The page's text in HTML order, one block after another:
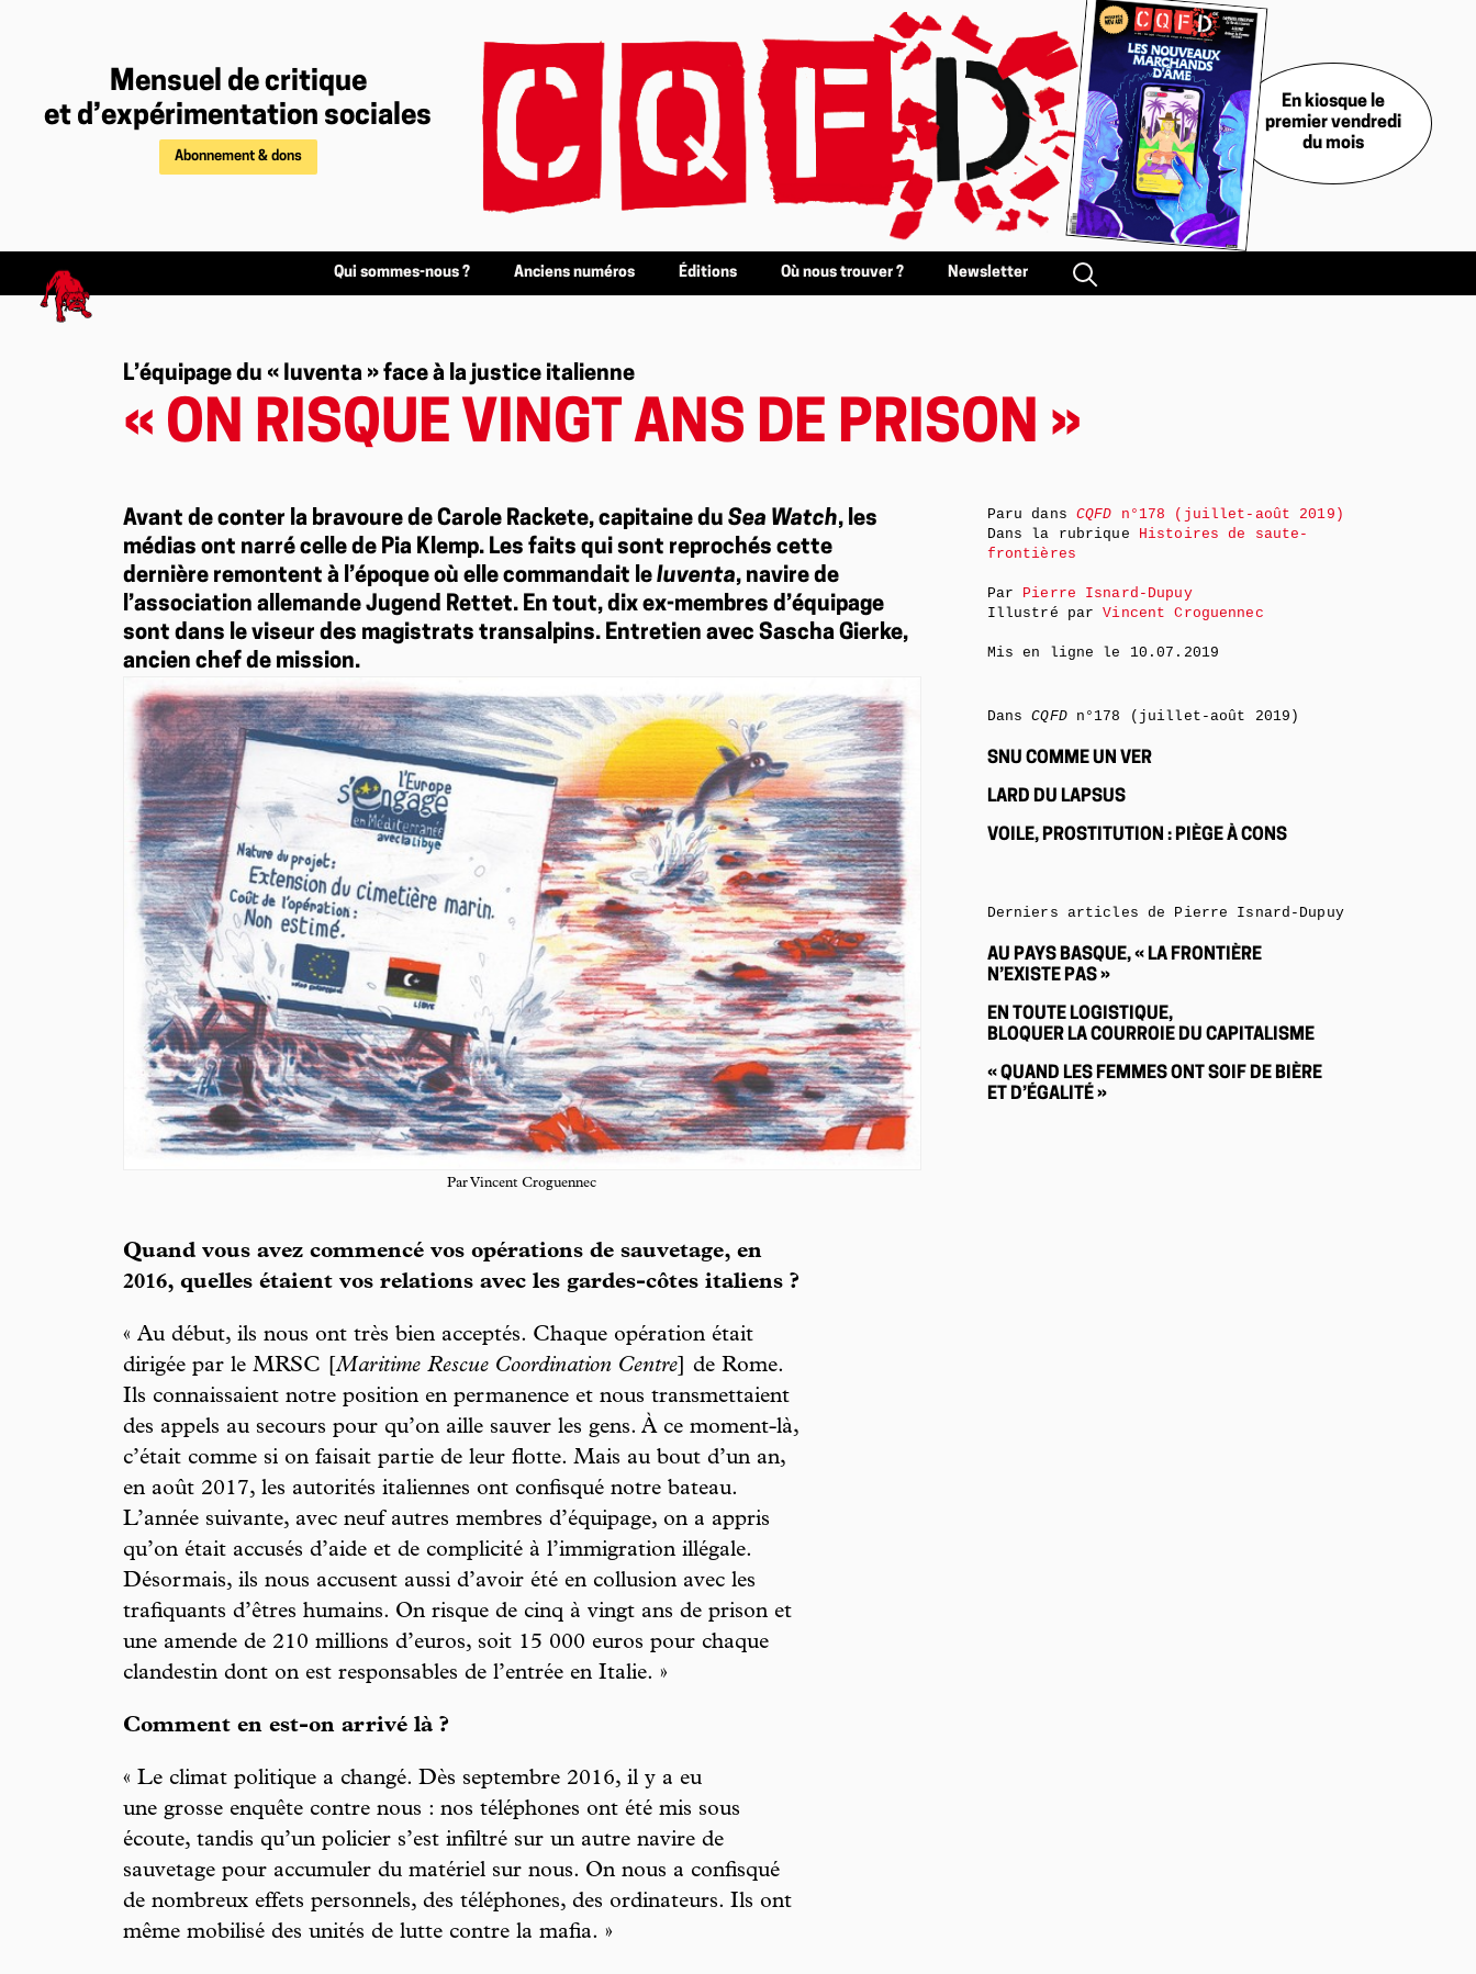
Mensuel de critique
et d’expérimentation sociales
Abonnement & dons
En kiosque le
premier vendredi
du mois
Qui sommes-nous ? Anciens numéros Éditions Où nous trouver ? Newsletter
L’équipage du « Iuventa » face à la justice italienne
« ON RISQUE VINGT ANS DE PRISON »
Avant de conter la bravoure de Carole Rackete, capitaine du Sea Watch, les
médias ont narré celle de Pia Klemp. Les faits qui sont reprochés cette
dernière remontent à l’époque où elle commandait le Iuventa, navire de
l’association allemande Jugend Rettet. En tout, dix ex-membres d’équipage
sont dans le viseur des magistrats transalpins. Entretien avec Sascha Gierke,
ancien chef de mission.
Par Vincent Croguennec
Quand vous avez commencé vos opérations de sauvetage, en
2016, quelles étaient vos relations avec les gardes-côtes italiens ?
« Au début, ils nous ont très bien acceptés. Chaque opération était
dirigée par le MRSC [Maritime Rescue Coordination Centre ] de Rome.
Ils connaissaient notre position en permanence et nous transmettaient
des appels au secours pour qu’on aille sauver les gens. À ce moment-là,
c’était comme si on faisait partie de leur flotte. Mais au bout d’un an,
en août 2017, les autorités italiennes ont confisqué notre bateau.
L’année suivante, avec neuf autres membres d’équipage, on a appris
qu’on était accusés d’aide et de complicité à l’immigration illégale.
Désormais, ils nous accusent aussi d’avoir été en collusion avec les
trafiquants d’êtres humains. On risque de cinq à vingt ans de prison et
une amende de 210 millions d’euros, soit 15 000 euros pour chaque
clandestin dont on est responsables de l’entrée en Italie. »
Comment en est-on arrivé là ?
« Le climat politique a changé. Dès septembre 2016, il y a eu
une grosse enquête contre nous : nos téléphones ont été mis sous
écoute, tandis qu’un policier s’est infiltré sur un autre navire de
sauvetage pour accumuler du matériel sur nous. On nous a confisqué
de nombreux effets personnels, des téléphones, des ordinateurs. Ils ont
même mobilisé des unités de lutte contre la mafia. »
Paru dans CQFD n°178 (juillet-août 2019)
Dans la rubrique Histoires de saute-
frontières
Par Pierre Isnard-Dupuy
Illustré parVincent Croguennec
Mis en ligne le 10.07.2019
DansCQFDn°178 (juillet-août 2019)
SNU COMME UN VER
LARD DU LAPSUS
VOILE, PROSTITUTION : PIÈGE À CONS
Derniers articles de Pierre Isnard-Dupuy
AU PAYS BASQUE, « LA FRONTIÈRE
N’EXISTE PAS »
EN TOUTE LOGISTIQUE,
BLOQUER LA COURROIE DU CAPITALISME
« QUAND LES FEMMES ONT SOIF DE BIÈRE
ET D’ÉGALITÉ »